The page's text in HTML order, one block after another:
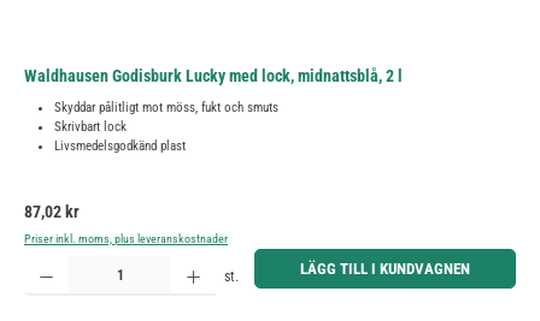
Waldhausen Godisburk Lucky med lock, midnattsblå, 2 l
Skyddar pålitligt mot möss, fukt och smuts
Skrivbart lock
Livsmedelsgodkänd plast
Ordinarie pris:
87,02 kr
Priser inkl. moms, plus leveranskostnader
Produktkvantitet: Ange önskat belopp eller använd knapparna för att öka eller minska kvantiteten.
st. LÄGG TILL I KUNDVAGNEN